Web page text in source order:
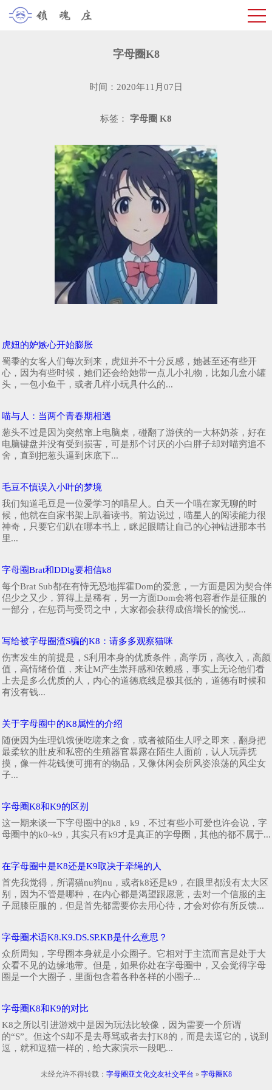
字母圈K8
时间：2020年11月07日
标签： 字母圈 K8
虎妞的妒嫉心开始膨胀
蜀黍的女客人们每次到来，虎妞并不十分反感，她甚至还有些开
心，因为有些时候，她们还会给她带一点儿小礼物，比如几盒小罐
头，一包小鱼干，或者几样小玩具什么的...
喵与人：当两个青春期相遇
葱头不过是因为突然窜上电脑桌，碰翻了游侠的一大杯奶茶，好在
电脑键盘并没有受到损害，可是那个讨厌的小白胖子却对喵穷追不
舍，直到把葱头逼到床底下...
毛豆不慎误入小叶的梦境
我们知道毛豆是一位爱学习的喵星人。白天一个喵在家无聊的时
候，他就在自家书架上趴着读书。前边说过，喵星人的阅读能力很
神奇，只要它们趴在哪本书上，眯起眼睛让自己的心神钻进那本书
里...
字母圈Brat和DDlg要相信k8
每个Brat Sub都在有恃无恐地挥霍Dom的爱意，一方面是因为契合伴
侣少之又少，算得上是稀有，另一方面Dom会将包容看作是征服的
一部分，在惩罚与受罚之中，大家都会获得成倍增长的愉悦...
写给被字母圈渣S骗的K8：请多多观察猫咪
伤害发生的前提是，S利用本身的优质条件，高学历，高收入，高颜
值，高情绪价值，来让M产生崇拜感和依赖感，事实上无论他们看
上去是多么优质的人，内心的道德底线是极其低的，道德有时候和
有没有钱...
关于字母圈中的K8属性的介绍
随便因为生理饥饿便吃嗟来之食，或者被陌生人呼之即来，翻身把
最柔软的肚皮和私密的生殖器官暴露在陌生人面前，认人玩弄抚
摸，像一件花钱便可拥有的物品，又像休闲会所风姿浪荡的风尘女
子...
字母圈K8和K9的区别
这一期来谈一下字母圈中的k8，k9，不过有些小可爱也许会说，字
母圈中的k0~k9，其实只有k9才是真正的字母圈，其他的都不属于...
在字母圈中是K8还是K9取决于牵绳的人
首先我觉得，所谓猫nu狗nu，或者k8还是k9，在眼里都没有太大区
别，因为不管是哪种，在内心都是渴望跟愿意，去对一个信服的主
子屈膝臣服的，但是首先都需要你去用心待，才会对你有所反馈...
字母圈术语K8.K9.DS.SP.KB是什么意思？
众所周知，字母圈本身就是小众圈子。它相对于主流而言是处于大
众看不见的边缘地带。但是，如果你处在字母圈中，又会觉得字母
圈是一个大圈子，里面包含着各种各样的小圈子...
字母圈K8和K9的对比
K8之所以引进游戏中是因为玩法比较像，因为需要一个所谓
的“S”。但这个S却不是去辱骂或者去打K8的，而是去逗它的，说到
逗，就和逗猫一样的，给大家演示一段吧...
未经允许不得转载： 字母圈亚文化交友社交平台 » 字母圈K8